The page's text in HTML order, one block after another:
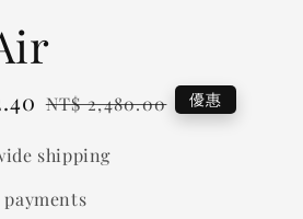
Regular
NT$ 2,480.00 優惠
shipping
payments